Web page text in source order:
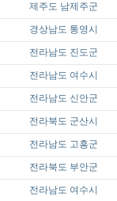
제주도 남제주군
경상남도 통영시
전라남도 진도군
전라남도 여수시
전라남도 신안군
전라북도 군산시
전라남도 고흥군
전라북도 부안군
전라남도 여수시